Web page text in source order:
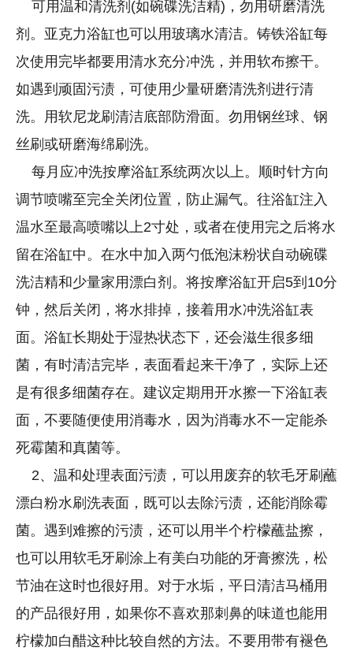
可用温和清洗剂(如碗碟洗洁精)，勿用研磨清洗
剂。亚克力浴缸也可以用玻璃水清洁。铸铁浴缸每
次使用完毕都要用清水充分冲洗，并用软布擦干。
如遇到顽固污渍，可使用少量研磨清洗剂进行清
洗。用软尼龙刷清洁底部防滑面。勿用钢丝球、钢
丝刷或研磨海绵刷洗。
每月应冲洗按摩浴缸系统两次以上。顺时针方向
调节喷嘴至完全关闭位置，防止漏气。往浴缸注入
温水至最高喷嘴以上2寸处，或者在使用完之后将水
留在浴缸中。在水中加入两勺低泡沫粉状自动碗碟
洗洁精和少量家用漂白剂。将按摩浴缸开启5到10分
钟，然后关闭，将水排掉，接着用水冲洗浴缸表
面。浴缸长期处于湿热状态下，还会滋生很多细
菌，有时清洁完毕，表面看起来干净了，实际上还
是有很多细菌存在。建议定期用开水擦一下浴缸表
面，不要随便使用消毒水，因为消毒水不一定能杀
死霉菌和真菌等。
2、温和处理表面污渍，可以用废弃的软毛牙刷蘸
漂白粉水刷洗表面，既可以去除污渍，还能消除霉
菌。遇到难擦的污渍，还可以用半个柠檬蘸盐擦，
也可以用软毛牙刷涂上有美白功能的牙膏擦洗，松
节油在这时也很好用。对于水垢，平日清洁马桶用
的产品很好用，如果你不喜欢那刺鼻的味道也能用
柠檬加白醋这种比较自然的方法。不要用带有褪色